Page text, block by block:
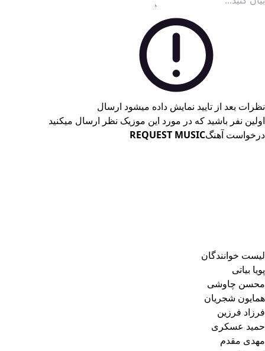
نظرات بعد از تایید نمایش داده میشود ارسال
اولین نفر باشید که در مورد این موزیک نظر ارسال میکنید
درخواست آهنگREQUEST MUSIC
لیست خوانندگان
پویا بیاتی
محسن چاوشی
همایون شجریان
فرزاد فرزین
حمید عسکری
مهدی مقدم